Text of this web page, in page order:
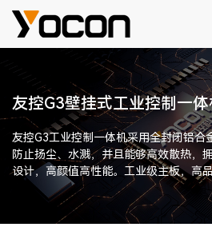
友控G3壁挂式工业控制一
友控G3工业控制一体机采用全封闭铝合
防止扬尘、水溅，并且能够高效散热，
设计，高颜值高性能。工业级主板，高
运行。